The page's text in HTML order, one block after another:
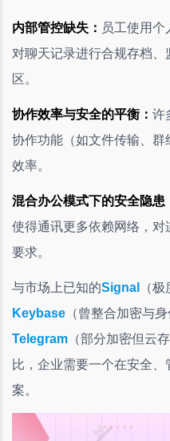
内部管控缺失： 员工使用
对聊天记录进行合规存档
区。
协作效率与安全的平衡： 许
协作功能（如文件传输、
效率。
混合办公模式下的安全隐患
使得通讯更多依赖网络，
要求。
与市场上已知的Signal
（
Keybase （曾整合加密与
Telegram （部分加密但云
比，企业需要一个在安全
案。